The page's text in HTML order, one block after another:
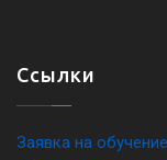
Ссылки
Заявка на обучение